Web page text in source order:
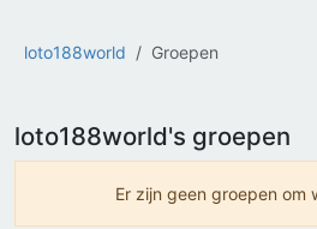
loto188world Groepen
loto188world's groepen
Er zijn geen groepen om